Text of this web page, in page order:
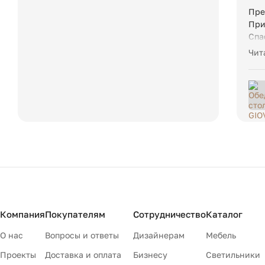
Компания
О нас
Проекты
Покупателям
Вопросы и ответы
Доставка и оплата
Сотрудничество
Дизайнерам
Бизнесу
Каталог
Мебель
Светильники